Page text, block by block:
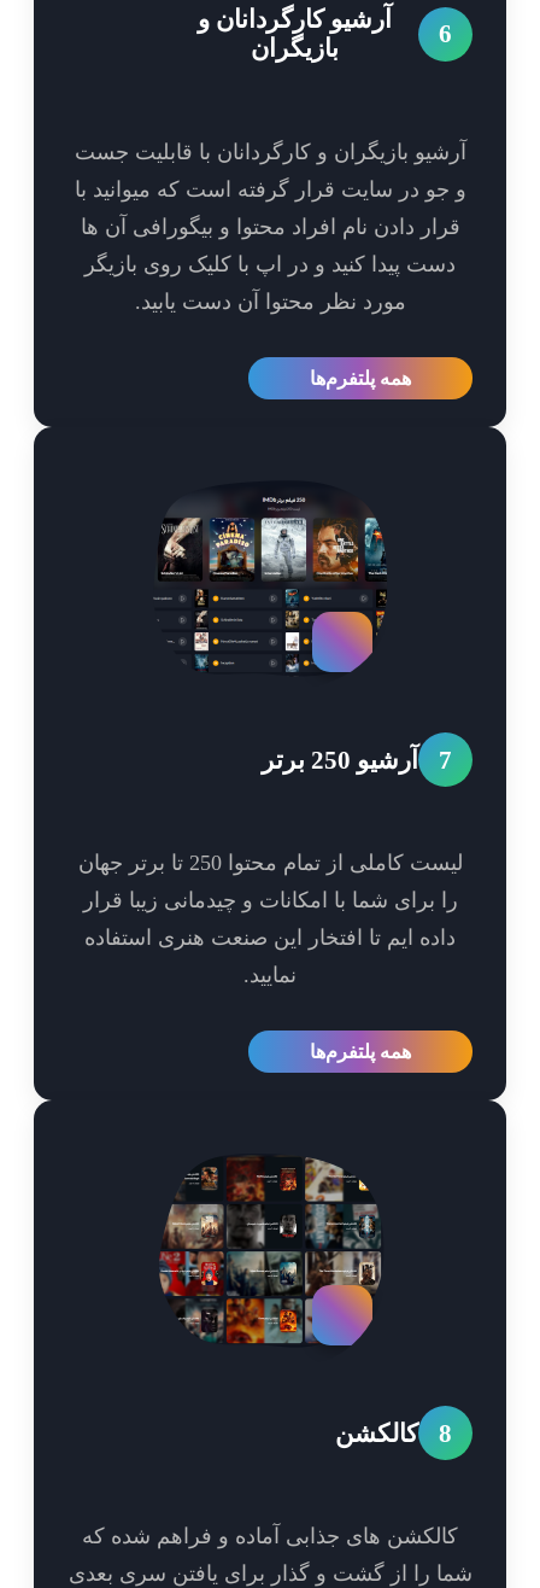
آرشیو کارگردانان و
بازیگران
بازیگران و کارگردانان با قابلیت جست
در سایت قرار گرفته است که میوانید با
دادن نام افراد محتوا و بیگورافی آن ها
پیدا کنید و در اپ با کلیک روی بازیگر
مورد نظر محتوا آن دست یابید.
همه پلتفرم‌ها
آرشیو 250 برتر
لیست کاملی از تمام محتوا 250 تا برتر جهان
برای شما با امکانات و چیدمانی زیبا قرار
ایم تا افتخار این صنعت هنری استفاده
همه پلتفرم‌ها
کالکشن
های جذابی آماده و فراهم شده که
را از گشت و گذار برای یافتن سری بعدی